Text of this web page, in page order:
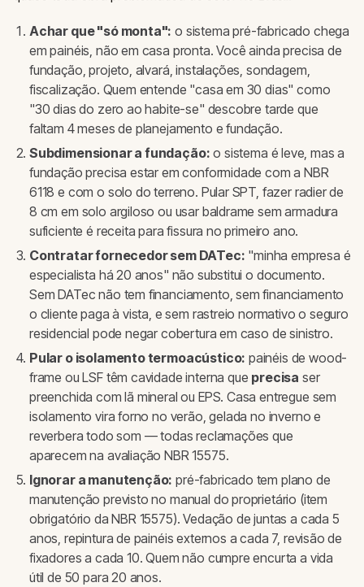
Achar que "só monta": o sistema pré-fabricado chega
em painéis, não em casa pronta. Você ainda precisa de
fundação, projeto, alvará, instalações, sondagem,
fiscalização. Quem entende "casa em 30 dias" como
"30 dias do zero ao habite-se" descobre tarde que
faltam 4 meses de planejamento e fundação.
Subdimensionar a fundação: o sistema é leve, mas a
fundação precisa estar em conformidade com a NBR
6118 e com o solo do terreno. Pular SPT, fazer radier de
8 cm em solo argiloso ou usar baldrame sem armadura
suficiente é receita para fissura no primeiro ano.
Contratar fornecedor sem DATec: "minha empresa é
especialista há 20 anos" não substitui o documento.
Sem DATec não tem financiamento, sem financiamento
o cliente paga à vista, e sem rastreio normativo o seguro
residencial pode negar cobertura em caso de sinistro.
Pular o isolamento termoacústico: painéis de wood-
frame ou LSF têm cavidade interna que precisa ser
preenchida com lã mineral ou EPS. Casa entregue sem
isolamento vira forno no verão, gelada no inverno e
reverbera todo som — todas reclamações que
aparecem na avaliação NBR 15575.
Ignorar a manutenção: pré-fabricado tem plano de
manutenção previsto no manual do proprietário (item
obrigatório da NBR 15575). Vedação de juntas a cada 5
anos, repintura de painéis externos a cada 7, revisão de
fixadores a cada 10. Quem não cumpre encurta a vida
útil de 50 para 20 anos.